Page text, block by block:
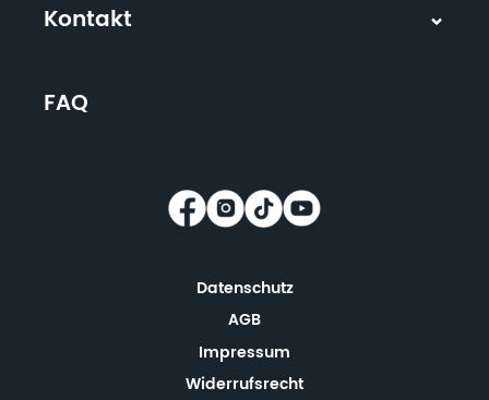
Kontakt
FAQ
Datenschutz
AGB
Impressum
Widerrufsrecht